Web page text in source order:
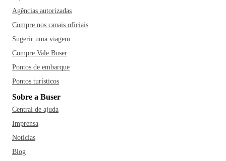
Agências autorizadas
Compre nos canais oficiais
Sugerir uma viagem
Compre Vale Buser
Pontos de embarque
Pontos turísticos
Sobre a Buser
Central de ajuda
Imprensa
Notícias
Blog